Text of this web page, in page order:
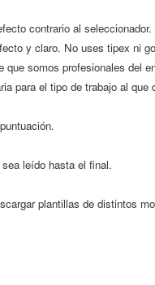
contrario al seleccionador.
y claro. No uses tipex ni
que somos profesionales del
para el tipo de trabajo al que
leído hasta el final.
plantillas de distintos